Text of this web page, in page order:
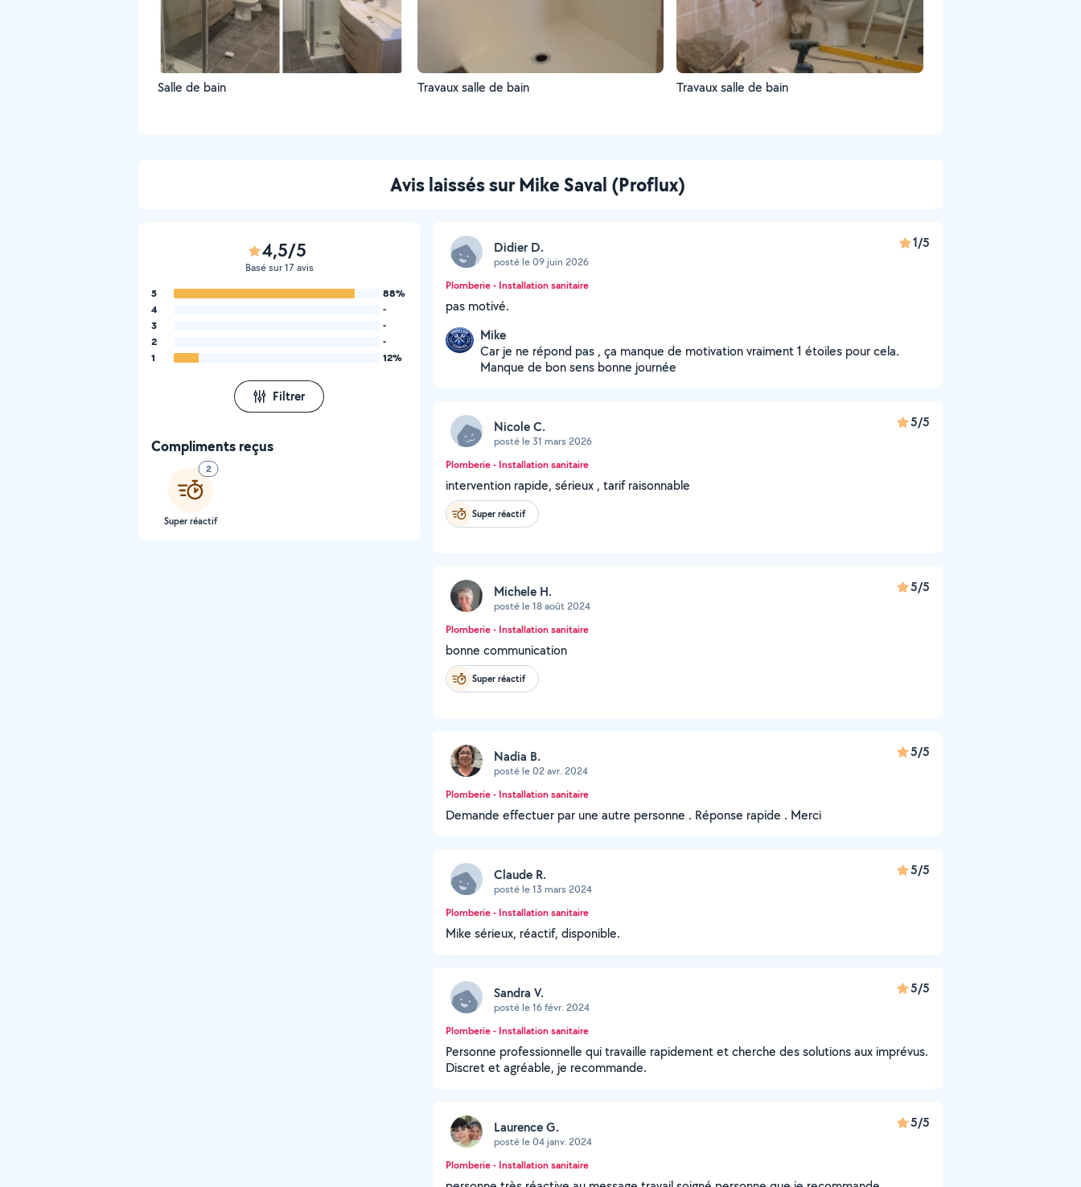
Salle de bain Travaux salle de bain Travaux salle de bain
Avis laissés sur Mike Saval (Proflux)
4,5/5
Basé sur 17 avis
5
88%
4
-
3
-
2
-
1
12%
Filtrer
Compliments reçus
2
Super réactif
Didier D.
posté le 09 juin 2026
1/5
Plomberie - Installation sanitaire
pas motivé.
Mike
Car je ne répond pas , ça manque de motivation vraiment 1 étoiles pour cela.
Manque de bon sens bonne journée
Nicole C.
posté le 31 mars 2026
5/5
Plomberie - Installation sanitaire
intervention rapide, sérieux , tarif raisonnable
Super réactif
Michele H.
posté le 18 août 2024
5/5
Plomberie - Installation sanitaire
bonne communication
Super réactif
Nadia B.
posté le 02 avr. 2024
5/5
Plomberie - Installation sanitaire
Demande effectuer par une autre personne . Réponse rapide . Merci
Claude R.
posté le 13 mars 2024
5/5
Plomberie - Installation sanitaire
Mike sérieux, réactif, disponible.
Sandra V.
posté le 16 févr. 2024
5/5
Plomberie - Installation sanitaire
Personne professionnelle qui travaille rapidement et cherche des solutions aux imprévus.
Discret et agréable, je recommande.
Laurence G.
posté le 04 janv. 2024
5/5
Plomberie - Installation sanitaire